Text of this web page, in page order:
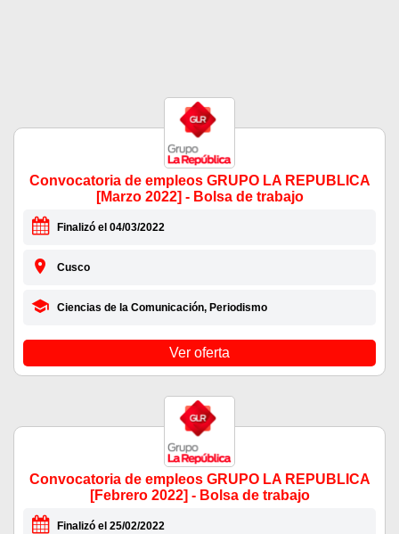
Convocatoria de empleos GRUPO LA REPUBLICA
[Marzo 2022] - Bolsa de trabajo
Finalizó el 04/03/2022
Cusco
Ciencias de la Comunicación, Periodismo
Ver oferta
Convocatoria de empleos GRUPO LA REPUBLICA
[Febrero 2022] - Bolsa de trabajo
Finalizó el 25/02/2022